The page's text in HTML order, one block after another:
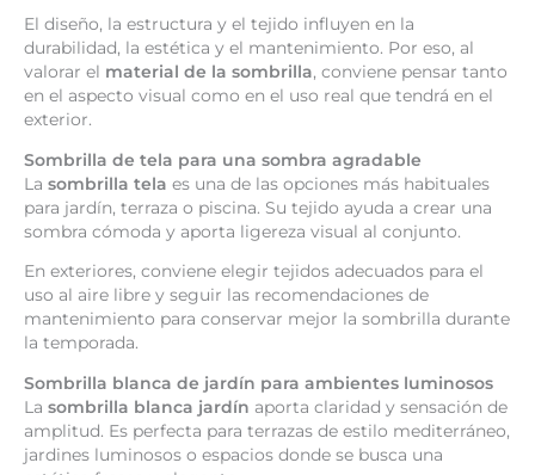
El diseño, la estructura y el tejido influyen en la
durabilidad, la estética y el mantenimiento. Por eso, al
valorar el material de la sombrilla, conviene pensar tanto
en el aspecto visual como en el uso real que tendrá en el
exterior.
Sombrilla de tela para una sombra agradable
La sombrilla tela es una de las opciones más habituales
para jardín, terraza o piscina. Su tejido ayuda a crear una
sombra cómoda y aporta ligereza visual al conjunto.
En exteriores, conviene elegir tejidos adecuados para el
uso al aire libre y seguir las recomendaciones de
mantenimiento para conservar mejor la sombrilla durante
la temporada.
Sombrilla blanca de jardín para ambientes luminosos
La sombrilla blanca jardín aporta claridad y sensación de
amplitud. Es perfecta para terrazas de estilo mediterráneo,
jardines luminosos o espacios donde se busca una